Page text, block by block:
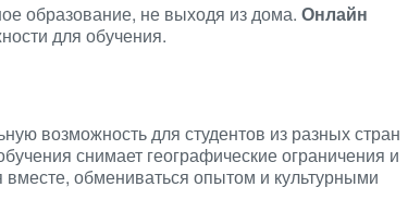
образование, не выходя из дома. Онлайн
для обучения.
возможность для студентов из разных стран
снимает географические ограничения и
обмениваться опытом и культурными